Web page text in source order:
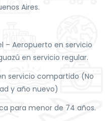
Aires.
– Aeropuerto en servicio
en servicio regular.
servicio compartido (No
y año nuevo)
para menor de 74 años.